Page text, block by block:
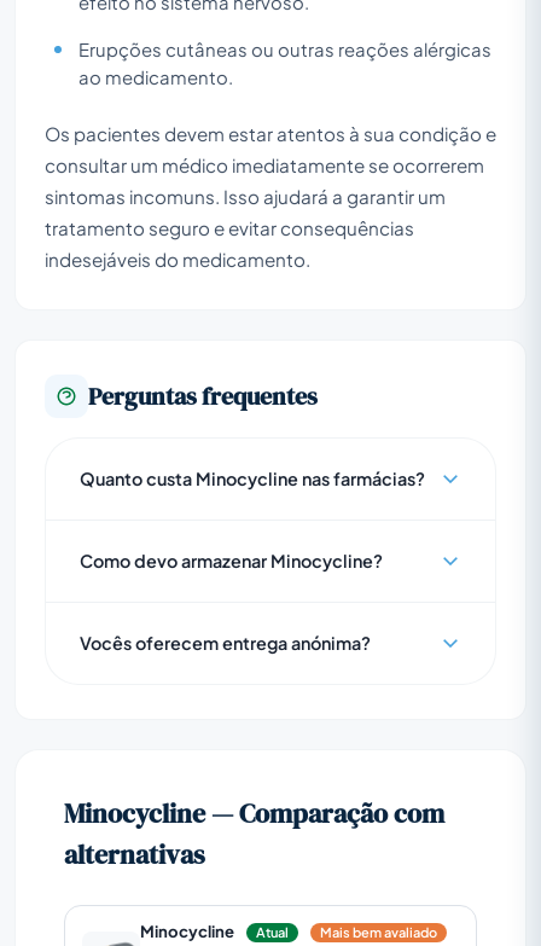
Erupções cutâneas ou outras reações alérgicas
ao medicamento.
Os pacientes devem estar atentos à sua condição e
consultar um médico imediatamente se ocorrerem
sintomas incomuns. Isso ajudará a garantir um
tratamento seguro e evitar consequências
indesejáveis do medicamento.
Perguntas frequentes
Quanto custa Minocycline nas farmácias?
Como devo armazenar Minocycline?
Vocês oferecem entrega anónima?
Minocycline — Comparação com
alternativas
Minocycline Atual Mais bem avaliado